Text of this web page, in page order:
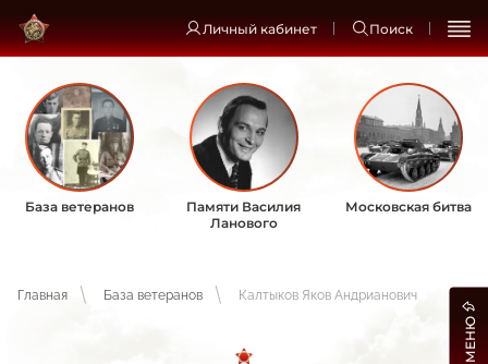
Личный кабинет Поиск
База ветеранов
Памяти Василия
Ланового
Московская битва
Главная База ветеранов Калтыков Яков Андрианович
МЕНЮ